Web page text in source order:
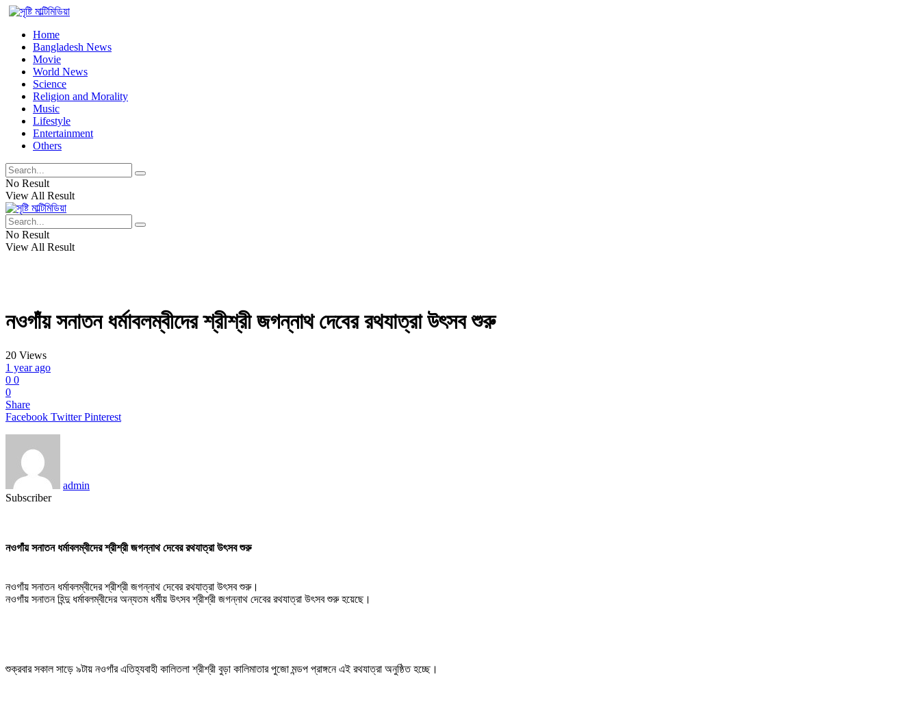
Home
Bangladesh News
Movie
World News
Science
Religion and Morality
Music
Lifestyle
Entertainment
Others
No Result
View All Result
No Result
View All Result
নওগাঁয় সনাতন ধর্মাবলম্বীদের শ্রীশ্রী জগন্নাথ দেবের রথযাত্রা উৎসব শুরু
20 Views
1 year ago
0 0
0
Share
Facebook Twitter Pinterest
admin
Subscriber
নওগাঁয় সনাতন ধর্মাবলম্বীদের শ্রীশ্রী জগন্নাথ দেবের রথযাত্রা উৎসব শুরু
নওগাঁয় সনাতন ধর্মাবলম্বীদের শ্রীশ্রী জগন্নাথ দেবের রথযাত্রা উৎসব শুরু।
নওগাঁয় সনাতন হিন্দু ধর্মাবলম্বীদের অন্যতম ধর্মীয় উৎসব শ্রীশ্রী জগন্নাথ দেবের রথযাত্রা উৎসব শুরু হয়েছে।
শুক্রবার সকাল সাড়ে ৯টায় নওগাঁর এতিহ্যবাহী কালিতলা শ্রীশ্রী বুড়া কালিমাতার পুজো মন্ডপ প্রাঙ্গনে এই রথযাত্রা অনুষ্ঠিত হচ্ছে।